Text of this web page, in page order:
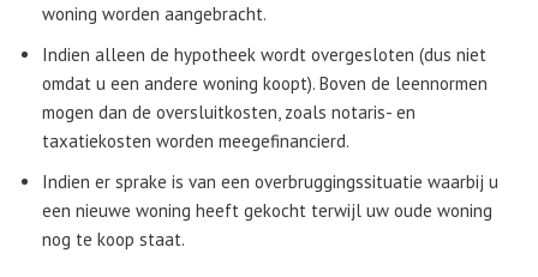
woning worden aangebracht.
Indien alleen de hypotheek wordt overgesloten (dus niet
omdat u een andere woning koopt). Boven de leennormen
mogen dan de oversluitkosten, zoals notaris- en
taxatiekosten worden meegefinancierd.
Indien er sprake is van een overbruggingssituatie waarbij u
een nieuwe woning heeft gekocht terwijl uw oude woning
nog te koop staat.